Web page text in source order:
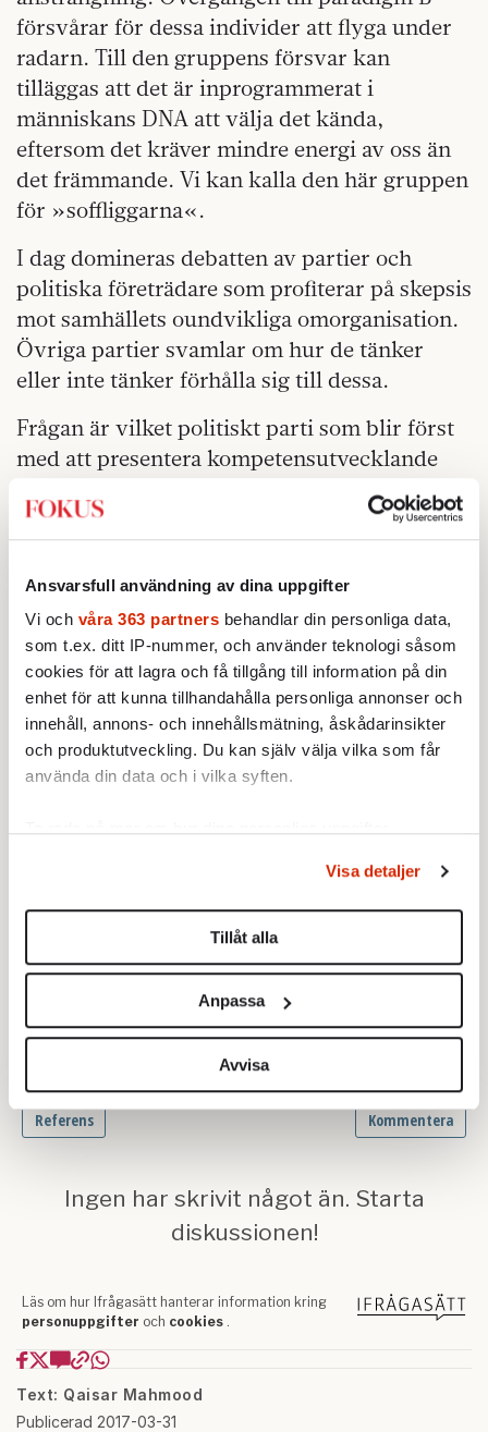
Ansvarsfull användning av dina uppgifter
Vi och våra 363 partners behandlar din personliga data,
som t.ex. ditt IP-nummer, och använder teknologi såsom
cookies för att lagra och få tillgång till information på din
enhet för att kunna tillhandahålla personliga annonser och
innehåll, annons- och innehållsmätning, åskådarinsikter
och produktutveckling. Du kan själv välja vilka som får
använda din data och i vilka syften.
Du kan ändra eller dra tillbaka ditt samtycke när som
helst från cookie-förklaringen.
Vi använder enhetsidentifierare för att anpassa innehållet
för sociala medier och analysera vår trafik. Vi
vidarebefordrar även sådana identifierare och annan
information från din enhet till de sociala medier och
annons- och analysföretag som vi samarbetar med.
Dessa kan i sin tur kombinera informationen med annan
information som du har tillhandahållit eller som de har
Om du vill läsa mer om hur vi hanterar personuppgifter
Visa detaljer
Tillåt alla
Anpassa
Avvisa
försvårar för dessa individer att flyga under
radarn. Till den gruppens försvar kan
tilläggas att det är inprogrammerat i
människans DNA att välja det kända,
eftersom det kräver mindre energi av oss än
det främmande. Vi kan kalla den här gruppen
för »soffliggarna«.
I dag domineras debatten av partier och
politiska företrädare som profiterar på skepsis
mot samhällets oundvikliga omorganisation.
Övriga partier svamlar om hur de tänker
eller inte tänker förhålla sig till dessa.
Frågan är vilket politiskt parti som blir först
med att presentera kompetensutvecklande
insatser för att den stora gruppen, som
undrar vart samhället är på väg, ska kunna få
en mjuk övergång till den nya tillvaron.
Det gäller att komma ihåg att den absoluta
majoriteten av mänskligheten vill göra rätt
och gott, och blir därför osäker i tillvaron om
spelet, spelreglerna och målen inte är tydliga.
I synnerhet när ens tillvaro är kraftigt
förändrad.
Text: Qaisar Mahmood
Publicerad 2017-03-31